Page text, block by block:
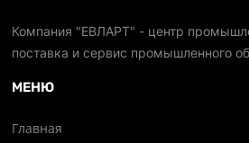
Компания "ЕВЛАРТ" - центр
поставка и сервис промышленного
МЕНЮ
Главная